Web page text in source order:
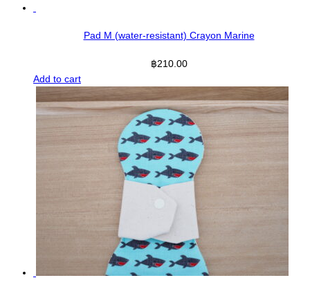
Pad M (water-resistant) Crayon Marine
฿210.00
Add to cart